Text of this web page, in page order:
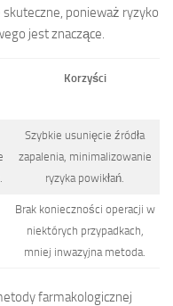
ponieważ ryzyko
jest znaczące.
Korzyści
Szybkie usunięcie źródła
zapalenia, minimalizowanie
ryzyka powikłań.
Brak konieczności operacji w
niektórych przypadkach,
mniej inwazyjna metoda.
farmakologicznej